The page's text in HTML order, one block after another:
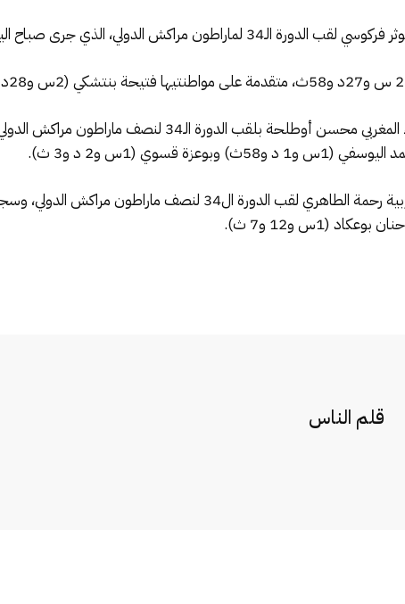
الدولي، الذي جرى صباح اليوم الأحد، تحت رعاية الملك محمد السادس.
قسوي (1س و2 د و3 ث).
قلم الناس